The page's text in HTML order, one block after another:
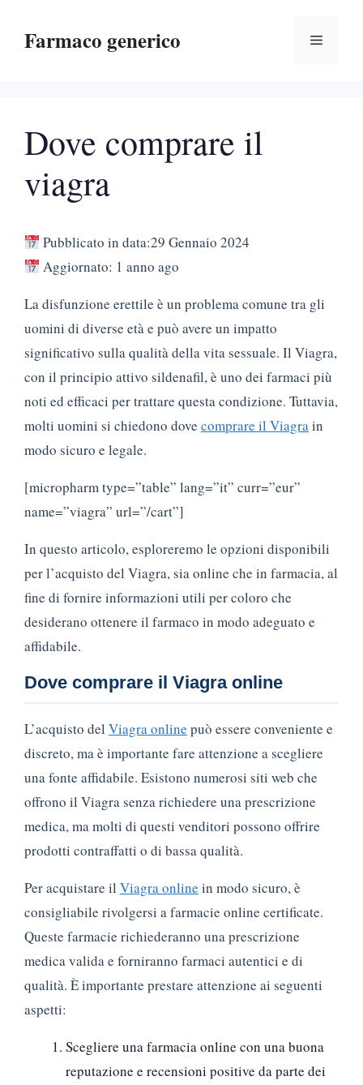
Farmaco generico Menu
Dove comprare il
viagra
Pubblicato in data:29 Gennaio 2024
Aggiornato: 1 anno ago
La disfunzione erettile è un problema comune tra gli
uomini di diverse età e può avere un impatto
significativo sulla qualità della vita sessuale. Il Viagra,
con il principio attivo sildenafil, è uno dei farmaci più
noti ed efficaci per trattare questa condizione. Tuttavia,
molti uomini si chiedono dove comprare il Viagrain
modo sicuro e legale.
[micropharm type=”table” lang=”it” curr=”eur”
name=”viagra” url=”/cart”]
In questo articolo, esploreremo le opzioni disponibili
per l’acquisto del Viagra, sia online che in farmacia, al
fine di fornire informazioni utili per coloro che
desiderano ottenere il farmaco in modo adeguato e
affidabile.
Dove comprare il Viagra online
L’acquisto del Viagra online può essere conveniente e
discreto, ma è importante fare attenzione a scegliere
una fonte affidabile. Esistono numerosi siti web che
offrono il Viagra senza richiedere una prescrizione
medica, ma molti di questi venditori possono offrire
prodotti contraffatti o di bassa qualità.
Per acquistare il Viagra online in modo sicuro, è
consigliabile rivolgersi a farmacie online certificate.
Queste farmacie richiederanno una prescrizione
medica valida e forniranno farmaci autentici e di
qualità. È importante prestare attenzione ai seguenti
aspetti:
Scegliere una farmacia online con una buona
reputazione e recensioni positive da parte dei